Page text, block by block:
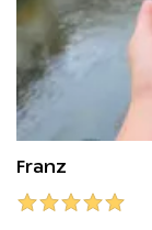
Franz